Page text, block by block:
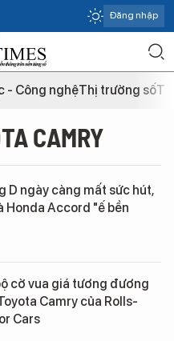
Đăng nhập
- Công nghệThị trường số
CAMRY
D ngày càng mất sức hút,
Honda Accord "ế bền
cờ vua giá tương đương
Camry của Rolls-
Cars